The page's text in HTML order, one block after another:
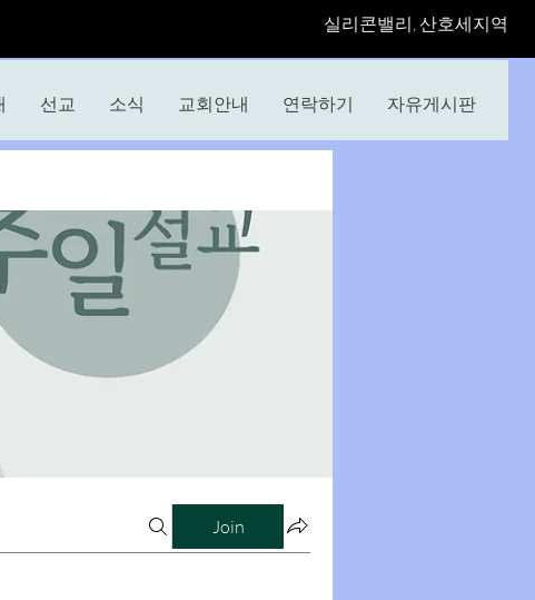
​실리콘밸리, 산호세지역
선교 소식 교회안내 연락하기 자유게시판
Join